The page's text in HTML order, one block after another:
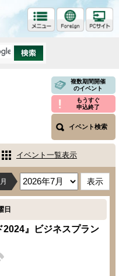
複数期間開催
のイベント
もうすぐ
申込終了
イベント検索
イベント一覧表示
日
2024』ビジネスプラン